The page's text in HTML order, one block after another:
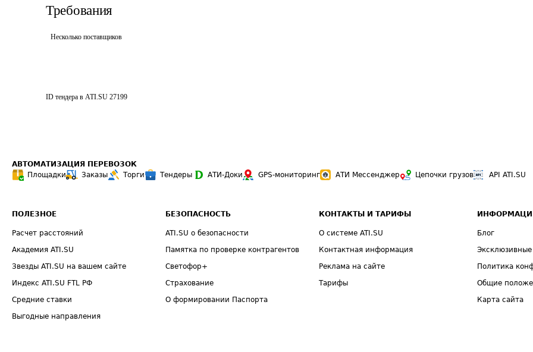
Требования
Несколько поставщиков
ID тендера в ATI.SU 27199
АВТОМАТИЗАЦИЯ ПЕРЕВОЗОК
Площадки
Заказы Торги Тендеры АТИ-Доки GPS-мониторинг АТИ Мессенджер Цепочки грузов API ATI.SU
ПОЛЕЗНОЕ
Расчет расстояний
Академия ATI.SU
Звезды ATI.SU на вашем сайте
Индекс ATI.SU FTL РФ
Средние ставки
Выгодные направления
БЕЗОПАСНОСТЬ
ATI.SU о безопасности
Памятка по проверке контрагентов
Светофор+
Страхование
О формировании Паспорта
КОНТАКТЫ И ТАРИФЫ
О системе ATI.SU
Контактная информация
Реклама на сайте
Тарифы
Блог
Политика
Общие
Карта сайта